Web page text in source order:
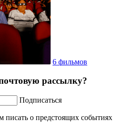
6 фильмов
рассылку?
Подписаться
писать о предстоящих событиях